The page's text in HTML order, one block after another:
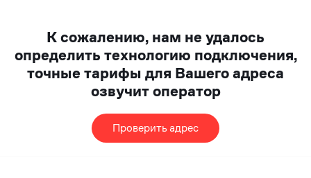
К сожалению, нам не удалось
определить технологию подключения,
точные тарифы для Вашего адреса
озвучит оператор
Проверить адрес